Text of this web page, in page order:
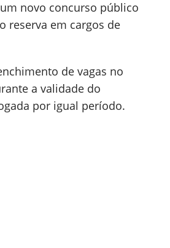
novo concurso público
reserva em cargos de
de vagas no
a validade do
por igual período.